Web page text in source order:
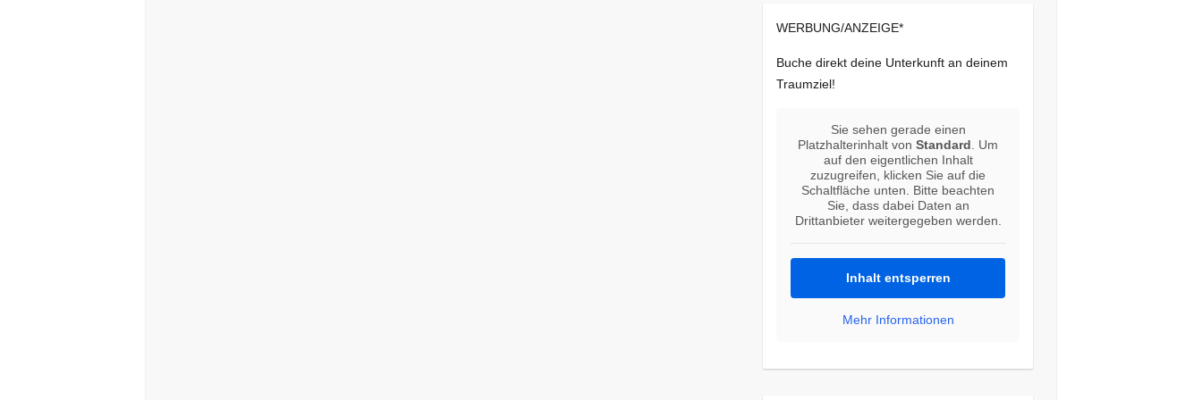
WERBUNG/ANZEIGE*
Buche direkt deine Unterkunft an deinem
Traumziel!
Sie sehen gerade einen
Platzhalterinhalt vonStandard . Um
auf den eigentlichen Inhalt
zuzugreifen, klicken Sie auf die
Schaltfläche unten. Bitte beachten
Sie, dass dabei Daten an
Drittanbieter weitergegeben werden.
Inhalt entsperren
Mehr Informationen